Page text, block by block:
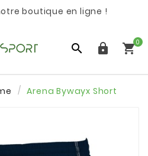
boutique en ligne !
  0
Arena Bywayx Short